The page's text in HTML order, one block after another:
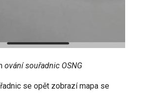
ování souřadnic OSNG
se opět zobrazí mapa se